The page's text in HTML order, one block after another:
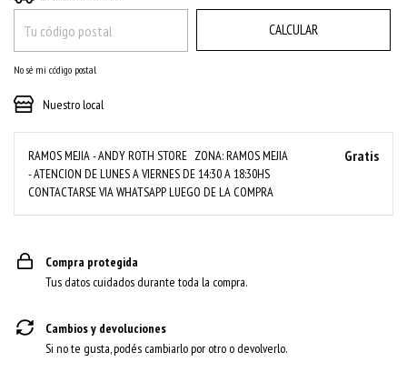
CALCULAR
No sé mi código postal
Nuestro local
RAMOS MEJIA - ANDY ROTH STORE ZONA: RAMOS MEJIA
- ATENCION DE LUNES A VIERNES DE 14:30 A 18:30HS
CONTACTARSE VIA WHATSAPP LUEGO DE LA COMPRA
Gratis
Compra protegida
Tus datos cuidados durante toda la compra.
Cambios y devoluciones
Si no te gusta, podés cambiarlo por otro o devolverlo.